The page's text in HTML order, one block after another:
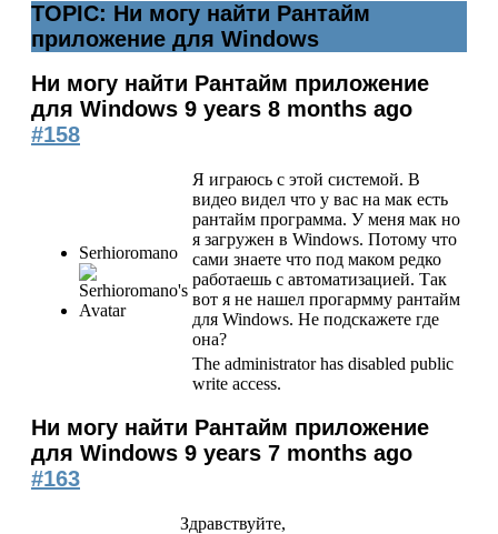
TOPIC: Ни могу найти Рантайм
приложение для Windows
Ни могу найти Рантайм приложение
для Windows 9 years 8 months ago
#158
Serhioromano
Я играюсь с этой системой. В
видео видел что у вас на мак есть
рантайм программа. У меня мак но
я загружен в Windows. Потому что
сами знаете что под маком редко
работаешь с автоматизацией. Так
вот я не нашел прогармму рантайм
для Windows. Не подскажете где
она?
The administrator has disabled public
write access.
Ни могу найти Рантайм приложение
для Windows 9 years 7 months ago
#163
Здравствуйте,